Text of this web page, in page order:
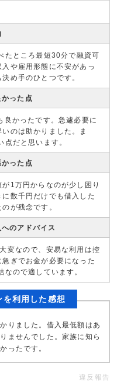
たところ最短30分で融資可
や雇用形態に不安があっ
め手のひとつです。
った点
かったです。急遽必要に
のは助かりました。ま
だと思います。
った点
1万円からなのが少し困り
数千円だけでも借入した
が残念です。
のアドバイス
変なので、安易な利用は控
ぎでお金が必要になった
ので適しています。
利用した感想
りました。借入最低額はあ
ませんでした。家族に知ら
ったです。
違反報告